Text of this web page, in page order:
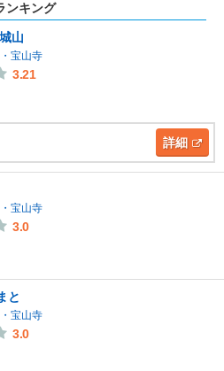
ンキング
山
宝山寺
3.21
詳細
宝山寺
3.0
と
宝山寺
3.0